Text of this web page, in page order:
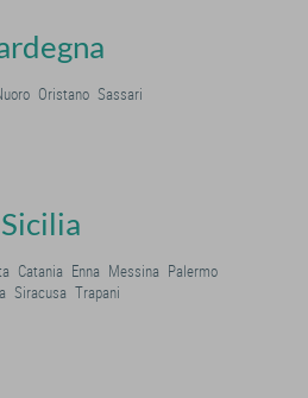
Oristano Sassari
Sicilia
Catania Enna Messina Palermo
Siracusa Trapani